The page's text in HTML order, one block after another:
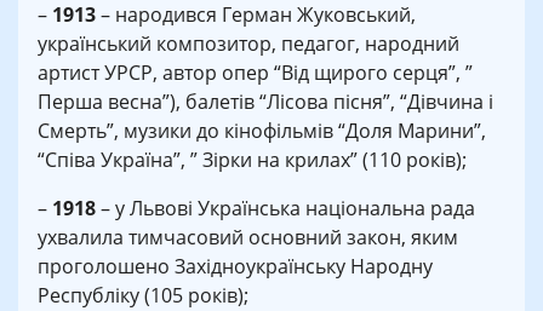
– 1913– народився Герман Жуковський,
український композитор, педагог, народний
артист УРСР, автор опер “Від щирого серця”, ”
Перша весна”), балетів “Лісова пісня”, “Дівчина і
Смерть”, музики до кінофільмів “Доля Марини”,
“Співа Україна”, ” Зірки на крилах” (110 років);
– 1918– у Львові Українська національна рада
ухвалила тимчасовий основний закон, яким
проголошено Західноукраїнську Народну
Республіку (105 років);